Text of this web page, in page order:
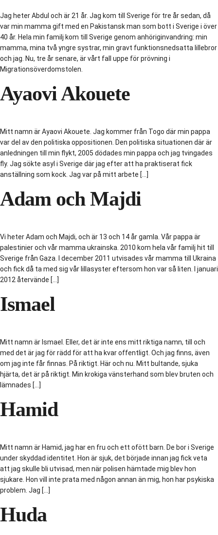
Jag heter Abdul och är 21 år. Jag kom till Sverige för tre år sedan, då
var min mamma gift med en Pakistansk man som bott i Sverige i över
40 år. Hela min familj kom till Sverige genom anhöriginvandring: min
mamma, mina två yngre systrar, min gravt funktionsnedsatta lillebror
och jag. Nu, tre år senare, är vårt fall uppe för prövning i
Migrationsöverdomstolen.
Ayaovi Akouete
Mitt namn är Ayaovi Akouete. Jag kommer från Togo där min pappa
var del av den politiska oppositionen. Den politiska situationen där är
anledningen till min flykt, 2005 dödades min pappa och jag tvingades
fly. Jag sökte asyl i Sverige där jag efter att ha praktiserat fick
anställning som kock. Jag var på mitt arbete […]
Adam och Majdi
Vi heter Adam och Majdi, och är 13 och 14 år gamla. Vår pappa är
palestinier och vår mamma ukrainska. 2010 kom hela vår familj hit till
Sverige från Gaza. I december 2011 utvisades vår mamma till Ukraina
och fick då ta med sig vår lillasyster eftersom hon var så liten. I januari
2012 återvände […]
Ismael
Mitt namn är Ismael. Eller, det är inte ens mitt riktiga namn, till och
med det är jag för rädd för att ha kvar offentligt. Och jag finns, även
om jag inte får finnas. På riktigt. Här och nu. Mitt bultande, sjuka
hjärta, det är på riktigt. Min krokiga vänsterhand som blev bruten och
lämnades […]
Hamid
Mitt namn är Hamid, jag har en fru och ett ofött barn. De bor i Sverige
under skyddad identitet. Hon är sjuk, det började innan jag fick veta
att jag skulle bli utvisad, men när polisen hämtade mig blev hon
sjukare. Hon vill inte prata med någon annan än mig, hon har psykiska
problem. Jag […]
Huda